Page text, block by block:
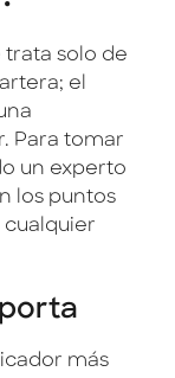
trata solo de
el
Para tomar
un experto
los puntos
cualquier
más